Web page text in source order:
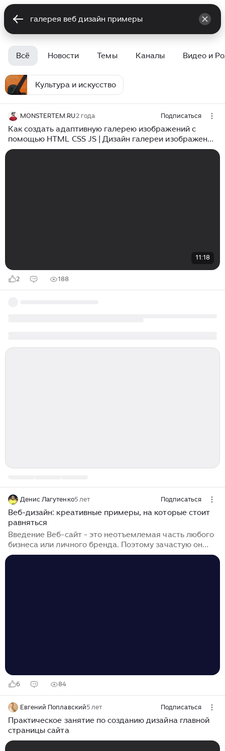
Всё Новости Темы Каналы Видео и
Культура и искусство
MONSTERTEM.RU2 года Подписаться
Как создать адаптивную галерею изображений с
помощью HTML CSS JS | Дизайн галереи изображений
лайтбокса
11:18
2 188
Денис Лагутенко5 лет Подписаться
Веб-дизайн: креативные примеры, на которые стоит
равняться
Введение Веб-сайт - это неотъемлемая часть любого
бизнеса или личного бренда. Поэтому зачастую он
рассматривается с функциональной точки зрения.
6 84
Евгений Поплавский5 лет Подписаться
Практическое занятие по созданию дизайна главной
страницы сайта